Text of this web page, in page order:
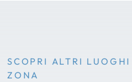
SCOPRI ALTRI
ZONA